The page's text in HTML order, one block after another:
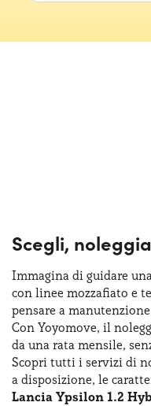
Scegli,
Immagina di guidare
con linee mozzafiato e
pensare a manutenzione
Con Yoyomove, il
da una rata mensile,
Scopri tutti i servizi di
a disposizione, le
Lancia Ypsilon 1.2